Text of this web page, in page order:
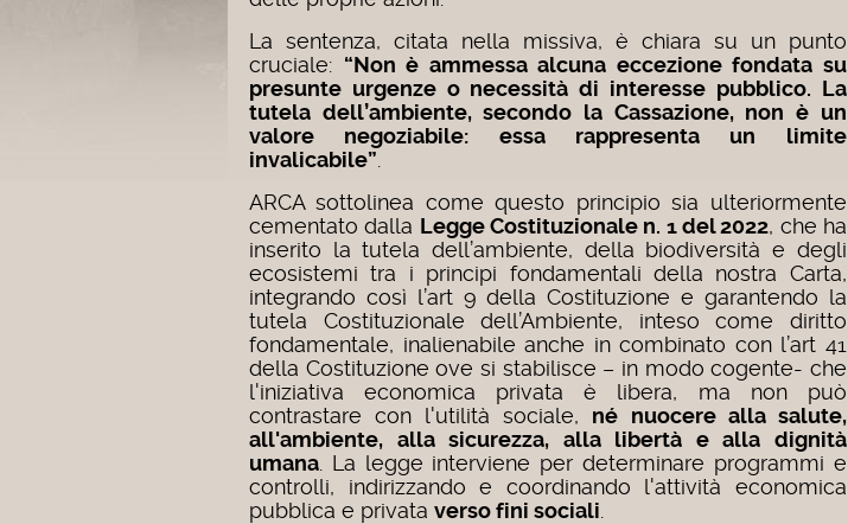
La sentenza, citata nella missiva, è chiara su un punto
cruciale: “Non è ammessa alcuna eccezione fondata su
presunte urgenze o necessità di interesse pubblico. La
tutela dell’ambiente, secondo la Cassazione, non è un
valore negoziabile: essa rappresenta un limite
invalicabile”
ARCA sottolinea come questo principio sia ulteriormente
cementato dalla Legge Costituzionale n. 1 del 2022, che ha
inserito la tutela dell’ambiente, della biodiversità e degli
ecosistemi tra i principi fondamentali della nostra Carta,
integrando così l’art 9 della Costituzione e garantendo la
tutela Costituzionale dell’Ambiente, inteso come diritto
fondamentale, inalienabile anche in combinato con l’art 41
della Costituzione ove si stabilisce – in modo cogente- che
l'iniziativa economica privata è libera, ma non può
contrastare con l'utilità sociale, né nuocere alla salute,
all'ambiente, alla sicurezza, alla libertà e alla dignità
umana . La legge interviene per determinare programmi e
controlli, indirizzando e coordinando l'attività economica
pubblica e privata verso fini sociali